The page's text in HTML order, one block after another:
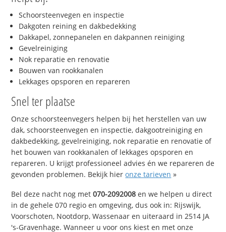
Schoorsteenvegen en inspectie
Dakgoten reining en dakbedekking
Dakkapel, zonnepanelen en dakpannen reiniging
Gevelreiniging
Nok reparatie en renovatie
Bouwen van rookkanalen
Lekkages opsporen en repareren
Snel ter plaatse
Onze schoorsteenvegers helpen bij het herstellen van uw
dak, schoorsteenvegen en inspectie, dakgootreiniging en
dakbedekking, gevelreiniging, nok reparatie en renovatie of
het bouwen van rookkanalen of lekkages opsporen en
repareren. U krijgt professioneel advies én we repareren de
gevonden problemen. Bekijk hieronze tarieven »
Bel deze nacht nog met070-2092008 en we helpen u direct
in de gehele 070 regio en omgeving, dus ook in: Rijswijk,
Voorschoten, Nootdorp, Wassenaar en uiteraard in 2514 JA
's-Gravenhage. Wanneer u voor ons kiest en met onze